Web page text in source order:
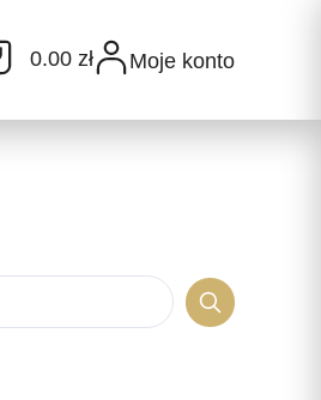
0.00 zł Moje konto